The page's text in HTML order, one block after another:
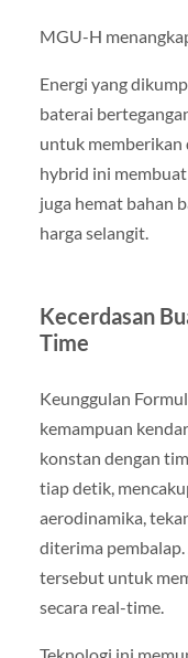
MGU-H
Energi yang
baterai
untuk memberikan
hybrid ini
juga hemat bahan
harga selangit.
Kecerdasan
Time
Keunggulan
kemampuan
konstan dengan
tiap detik,
aerodinamika,
diterima
tersebut untuk
secara real-time.